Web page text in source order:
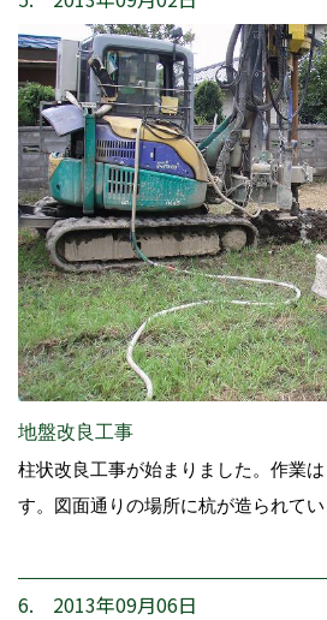
地盤改良工事
柱状改良工事が始まりました。作業
す。図面通りの場所に杭が造られてい
6. 2013年09月06日